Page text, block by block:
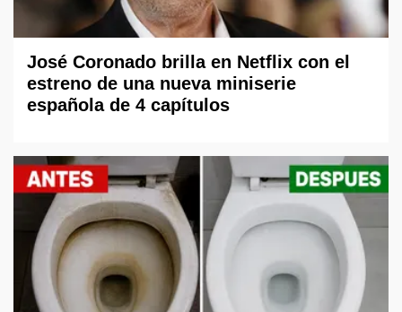
José Coronado brilla en Netflix con el
estreno de una nueva miniserie
española de 4 capítulos